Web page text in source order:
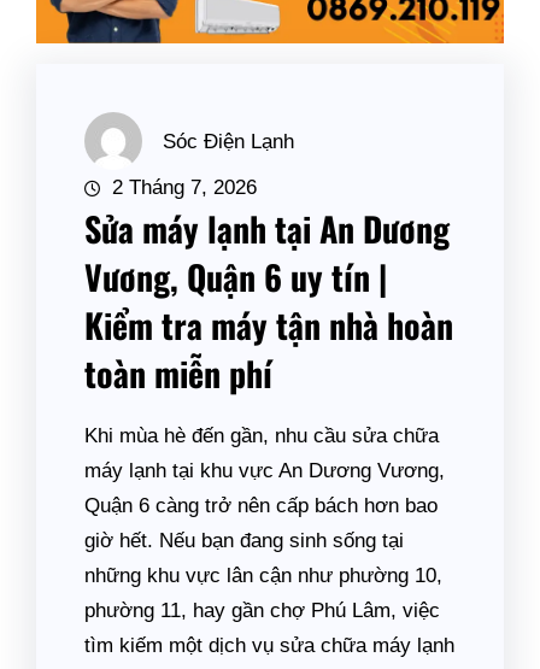
Sóc Điện Lạnh
2 Tháng 7, 2026
Sửa máy lạnh tại An Dương
Vương, Quận 6 uy tín |
Kiểm tra máy tận nhà hoàn
toàn miễn phí
Khi mùa hè đến gần, nhu cầu sửa chữa
máy lạnh tại khu vực An Dương Vương,
Quận 6 càng trở nên cấp bách hơn bao
giờ hết. Nếu bạn đang sinh sống tại
những khu vực lân cận như phường 10,
phường 11, hay gần chợ Phú Lâm, việc
tìm kiếm một dịch vụ sửa chữa máy lạnh